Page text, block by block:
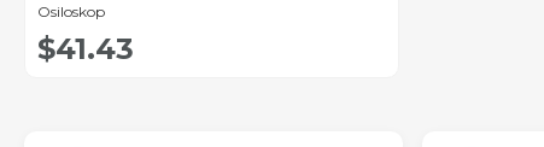
Osiloskop
$41.43